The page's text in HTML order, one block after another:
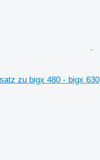
zu bigx 480 - bigx 630